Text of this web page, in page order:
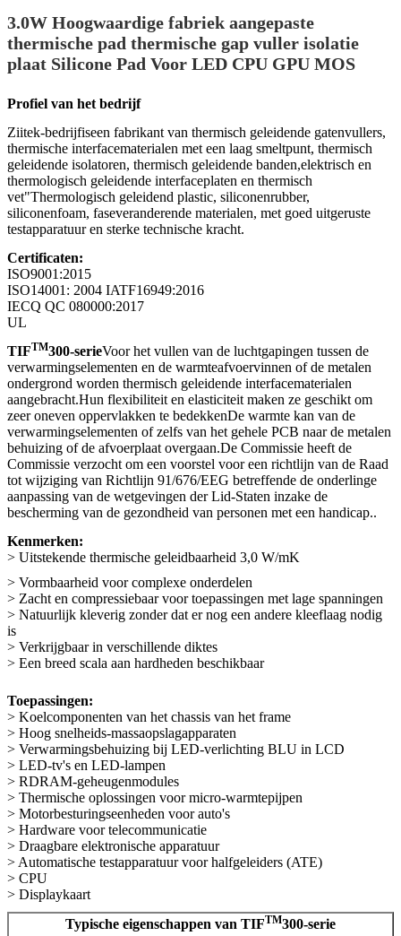
3.0W Hoogwaardige fabriek aangepaste
thermische pad thermische gap vuller isolatie
plaat Silicone Pad Voor LED CPU GPU MOS
Profiel van het bedrijf
Ziitek-bedrijfiseen fabrikant van thermisch geleidende gatenvullers,
thermische interfacematerialen met een laag smeltpunt, thermisch
geleidende isolatoren, thermisch geleidende banden,elektrisch en
thermologisch geleidende interfaceplaten en thermisch
vet"Thermologisch geleidend plastic, siliconenrubber,
siliconenfoam, faseveranderende materialen, met goed uitgeruste
testapparatuur en sterke technische kracht.
Certificaten:
ISO9001:2015
ISO14001: 2004 IATF16949:2016
IECQ QC 080000:2017
UL
TIFTM300-serieVoor het vullen van de luchtgapingen tussen de
verwarmingselementen en de warmteafvoervinnen of de metalen
ondergrond worden thermisch geleidende interfacematerialen
aangebracht.Hun flexibiliteit en elasticiteit maken ze geschikt om
zeer oneven oppervlakken te bedekkenDe warmte kan van de
verwarmingselementen of zelfs van het gehele PCB naar de metalen
behuizing of de afvoerplaat overgaan.De Commissie heeft de
Commissie verzocht om een voorstel voor een richtlijn van de Raad
tot wijziging van Richtlijn 91/676/EEG betreffende de onderlinge
aanpassing van de wetgevingen der Lid-Staten inzake de
bescherming van de gezondheid van personen met een handicap..
Kenmerken:
> Uitstekende thermische geleidbaarheid 3,0 W/mK
> Vormbaarheid voor complexe onderdelen
> Zacht en compressiebaar voor toepassingen met lage spanningen
> Natuurlijk kleverig zonder dat er nog een andere kleeflaag nodig
is
> Verkrijgbaar in verschillende diktes
> Een breed scala aan hardheden beschikbaar
Toepassingen:
> Koelcomponenten van het chassis van het frame
> Hoog snelheids-massaopslagapparaten
> Verwarmingsbehuizing bij LED-verlichting BLU in LCD
> LED-tv's en LED-lampen
> RDRAM-geheugenmodules
> Thermische oplossingen voor micro-warmtepijpen
> Motorbesturingseenheden voor auto's
> Hardware voor telecommunicatie
> Draagbare elektronische apparatuur
> Automatische testapparatuur voor halfgeleiders (ATE)
> CPU
> Displaykaart
Typische eigenschappen van TIFTM300-serie